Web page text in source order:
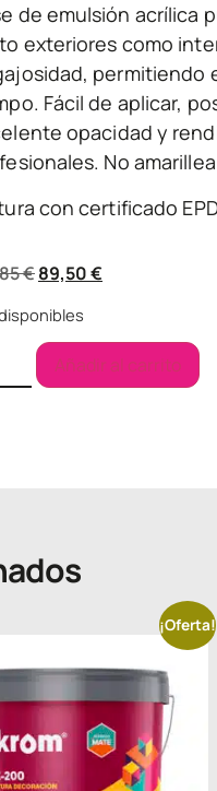
de emulsión acrílica
exteriores como
permitiendo
Fácil de aplicar,
opacidad y
No
con certificado
€89,50€
Añadir al carrito
¡Oferta!